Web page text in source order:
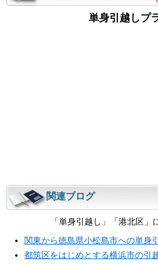
単身引越しプ
関連ブログ
「単身引越し」「港北区」
関東から徳島県小松島市への単身
都筑区をはじめとする横浜市の引